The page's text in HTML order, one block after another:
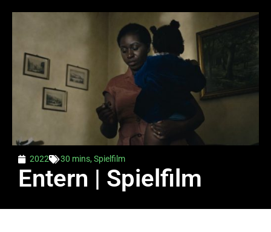
2022 30 mins, Spielfilm
Entern | Spielfilm